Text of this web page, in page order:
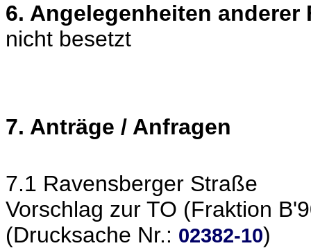
6. Angelegenheiten anderer
nicht besetzt
7. Anträge / Anfragen
7.1 Ravensberger Straße
Vorschlag zur TO (Fraktion
(Drucksache Nr.: 02382-10)